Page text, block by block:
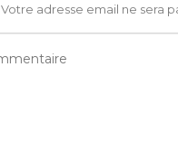
Votre adresse email ne sera